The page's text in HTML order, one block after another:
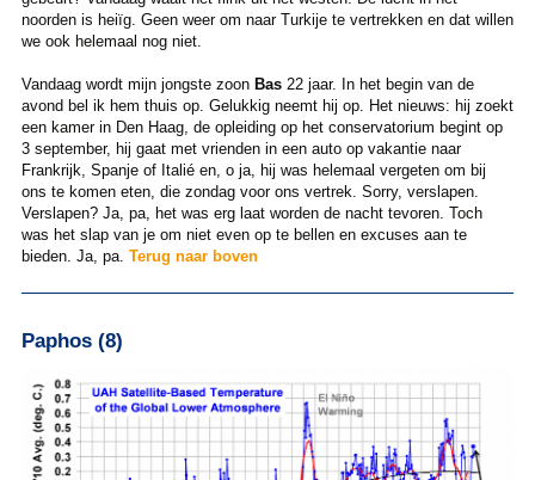
noorden is heiïg. Geen weer om naar Turkije te vertrekken en dat willen
we ook helemaal nog niet.
Vandaag wordt mijn jongste zoon Bas22 jaar. In het begin van de
avond bel ik hem thuis op. Gelukkig neemt hij op. Het nieuws: hij zoekt
een kamer in Den Haag, de opleiding op het conservatorium begint op
3 september, hij gaat met vrienden in een auto op vakantie naar
Frankrijk, Spanje of Italié en, o ja, hij was helemaal vergeten om bij
ons te komen eten, die zondag voor ons vertrek. Sorry, verslapen.
Verslapen? Ja, pa, het was erg laat worden de nacht tevoren. Toch
was het slap van je om niet even op te bellen en excuses aan te
bieden. Ja, pa. Terug naar boven
Paphos (8)